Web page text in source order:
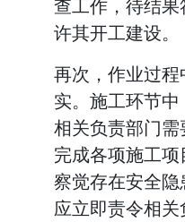
查工作，待结
许其开工建设。
再次，作业过
实。施工环节
相关负责部门
完成各项施工
察觉存在安全
应立即责令相关